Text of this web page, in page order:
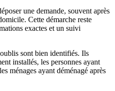
une demande, souvent après
Cette démarche reste
exactes et un suivi
sont bien identifiés. Ils
installés, les personnes ayant
ménages ayant déménagé après